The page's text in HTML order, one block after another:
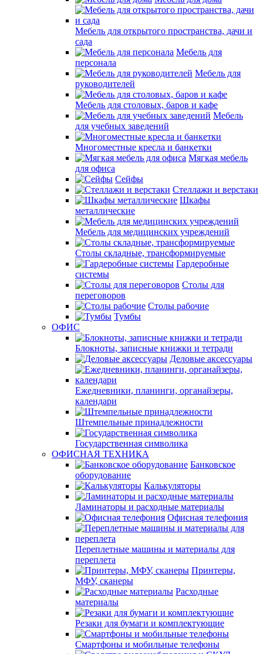
Мебель для открытого пространства, дачи и
сада
Мебель для
персонала
Мебель для
руководителей
Мебель для столовых, баров и кафе
Мебель
для учебных заведений
Многоместные кресла и банкетки
Мягкая мебель
для офиса
Сейфы
Стеллажи и верстаки
Шкафы
металлические
Мебель для медицинских учреждений
Столы складные, трансформируемые
Гардеробные
системы
Столы для
переговоров
Столы рабочие
Тумбы
ОФИС
Блокноты, записные книжки и тетради
Деловые аксессуары
Ежедневники, планинги, органайзеры,
календари
Штемпельные принадлежности
Государственная символика
ОФИСНАЯ ТЕХНИКА
Банковское
оборудование
Калькуляторы
Ламинаторы и расходные материалы
Офисная телефония
Переплетные машины и материалы для
переплета
Принтеры,
МФУ, сканеры
Расходные
материалы
Резаки для бумаги и комплектующие
Смартфоны и мобильные телефоны